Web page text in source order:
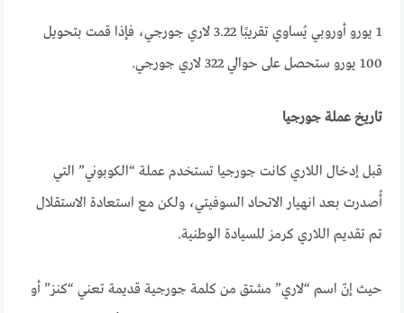
1 يورو أوروبي يُساوي تقريبًا 3.22 لاري جورجي، فإذا قمت بتحويل
100 يورو ستحصل على حوالي 322 لاري جورجي.
تاريخ عملة جورجيا
قبل إدخال اللاري كانت جورجيا تستخدم عملة “الكوبوني” التي
أُصدرت بعد انهيار الاتحاد السوفيتي، ولكن مع استعادة الاستقلال
تم تقديم اللاري كرمز للسيادة الوطنية.
حيث إنّ اسم “لاري” مشتق من كلمة جورجية قديمة تعني “كنز” أو